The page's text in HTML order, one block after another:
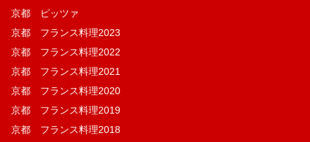
京都 ピッツァ
京都 フランス料理2023
京都 フランス料理2022
京都 フランス料理2021
京都 フランス料理2020
京都 フランス料理2019
京都 フランス料理2018